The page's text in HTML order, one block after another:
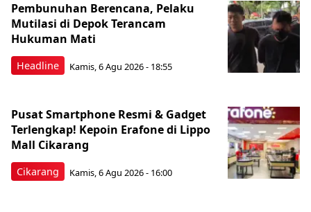
Headline
Pembunuhan Berencana, Pelaku
Mutilasi di Depok Terancam
Hukuman Mati
Kamis, 6 Agu 2026 - 18:55
Cikarang
Pusat Smartphone Resmi & Gadget
Terlengkap! Kepoin Erafone di Lippo
Mall Cikarang
Kamis, 6 Agu 2026 - 16:00